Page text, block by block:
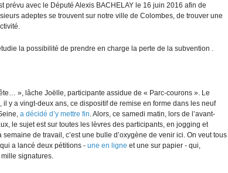
prévu avec le Député Alexis BACHELAY le 16 juin 2016 afin de
adeptes se trouvent sur notre ville de Colombes, de trouver une
la possibilité de prendre en charge la perte de la subvention .
», lâche Joëlle, participante assidue de « Parc-courons ». Le
y a vingt-deux ans, ce dispositif de remise en forme dans les neuf
a décidé d’y mettre fin. Alors, ce samedi matin, lors de l’avant-
le sujet est sur toutes les lèvres des participants, en jogging et
de travail, c’est une bulle d’oxygène de venir ici. On veut tous
a lancé deux pétitions - une en ligne et une sur papier - qui,
signatures.